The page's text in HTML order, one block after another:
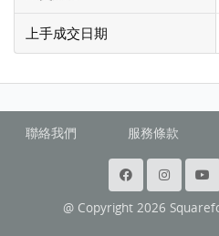
上手成交日期
聯絡我們 服務條款
@ Copyright 2026